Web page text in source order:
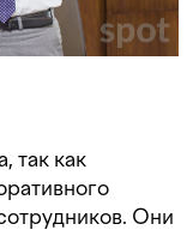
так как
Они